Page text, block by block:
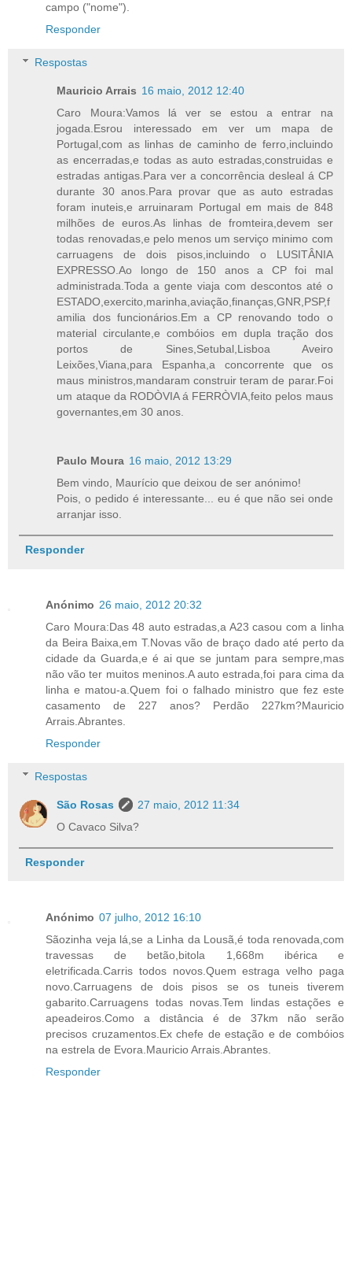
campo ("nome").
Responder
Respostas
Mauricio Arrais 16 maio, 2012 12:40
Caro Moura:Vamos lá ver se estou a entrar na
jogada.Esrou interessado em ver um mapa de
Portugal,com as linhas de caminho de ferro,incluindo
as encerradas,e todas as auto estradas,construidas e
estradas antigas.Para ver a concorrência desleal á CP
durante 30 anos.Para provar que as auto estradas
foram inuteis,e arruinaram Portugal em mais de 848
milhões de euros.As linhas de fromteira,devem ser
todas renovadas,e pelo menos um serviço minimo com
carruagens de dois pisos,incluindo o LUSITÂNIA
EXPRESSO.Ao longo de 150 anos a CP foi mal
administrada.Toda a gente viaja com descontos até o
ESTADO,exercito,marinha,aviação,finanças,GNR,PSP,f
amilia dos funcionários.Em a CP renovando todo o
material circulante,e combóios em dupla tração dos
portos de Sines,Setubal,Lisboa Aveiro
Leixões,Viana,para Espanha,a concorrente que os
maus ministros,mandaram construir teram de parar.Foi
um ataque da RODÒVIA á FERRÒVIA,feito pelos maus
governantes,em 30 anos.
Paulo Moura 16 maio, 2012 13:29
Bem vindo, Maurício que deixou de ser anónimo!
Pois, o pedido é interessante... eu é que não sei onde
arranjar isso.
Responder
Anónimo 26 maio, 2012 20:32
Caro Moura:Das 48 auto estradas,a A23 casou com a linha
da Beira Baixa,em T.Novas vão de braço dado até perto da
cidade da Guarda,e é ai que se juntam para sempre,mas
não vão ter muitos meninos.A auto estrada,foi para cima da
linha e matou-a.Quem foi o falhado ministro que fez este
casamento de 227 anos? Perdão 227km?Mauricio
Arrais.Abrantes.
Responder
Respostas
São Rosas
27 maio, 2012 11:34
O Cavaco Silva?
Responder
Anónimo 07 julho, 2012 16:10
Sãozinha veja lá,se a Linha da Lousã,é toda renovada,com
travessas de betão,bitola 1,668m ibérica e
eletrificada.Carris todos novos.Quem estraga velho paga
novo.Carruagens de dois pisos se os tuneis tiverem
gabarito.Carruagens todas novas.Tem lindas estações e
apeadeiros.Como a distância é de 37km não serão
precisos cruzamentos.Ex chefe de estação e de combóios
na estrela de Evora.Mauricio Arrais.Abrantes.
Responder